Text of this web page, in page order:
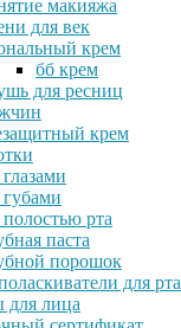
макияжа
для век
крем
бб крем
для ресниц
крем
губами
полостью рта
паста
порошок
для рта
для лица